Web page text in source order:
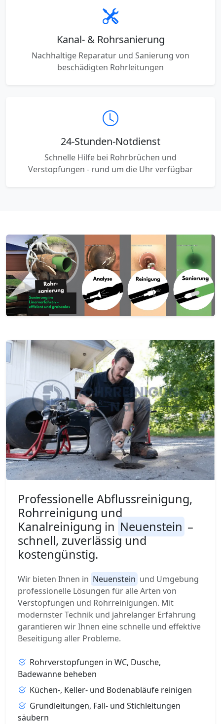
Kanal- & Rohrsanierung
Nachhaltige Reparatur und Sanierung von
beschädigten Rohrleitungen
24-Stunden-Notdienst
Schnelle Hilfe bei Rohrbrüchen und
Verstopfungen - rund um die Uhr verfügbar
Professionelle Abflussreinigung,
Rohrreinigung und
Kanalreinigung in Neuenstein –
schnell, zuverlässig und
kostengünstig.
Wir bieten Ihnen in Neuenstein und Umgebung
professionelle Lösungen für alle Arten von
Verstopfungen und Rohrreinigungen. Mit
modernster Technik und jahrelanger Erfahrung
garantieren wir Ihnen eine schnelle und effektive
Beseitigung aller Probleme.
Rohrverstopfungen in WC, Dusche,
Badewanne beheben
Küchen-, Keller- und Bodenabläufe reinigen
Grundleitungen, Fall- und Stichleitungen
säubern